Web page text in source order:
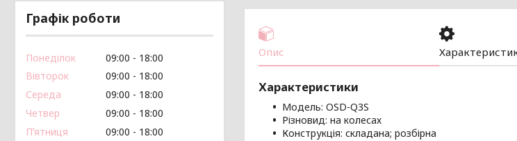
Опис
Характеристики
Модель: OSD-Q3S
Різновид: на колесах
Конструкція: складана; розбірна
Графік роботи
Понеділок 09:00
18:00
Вівторок
09:00
18:00
Середа
09:00
18:00
Четвер
09:00
18:00
Пʼятниця
09:00
18:00